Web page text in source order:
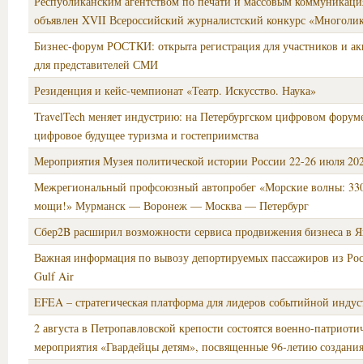
объявлен XVII Всероссийский журналистский конкурс
Бизнес-форум РОСТКИ: открыта регистрация для участников и
для представителей СМИ
Резиденция и кейс-чемпионат «Театр. Искусство. Наука»
TravelTech меняет индустрию: на Петербургском цифровом
цифровое будущее туризма и гостеприимства
Мероприятия Музея политической истории России 22-26 июля
Межрегиональный профсоюзный автопробег «Морские волны:
мощи!» Мурманск — Воронеж — Москва — Петербург
Сбер2B расширил возможности сервиса продвижения бизнеса в
Важная информация по вывозу депортируемых пассажиров из
Gulf Air
EFEA – стратегическая платформа для лидеров событийной
2 августа в Петропавловской крепости состоятся военно-
мероприятия «Гвардейцы детям», посвященные 96-летию